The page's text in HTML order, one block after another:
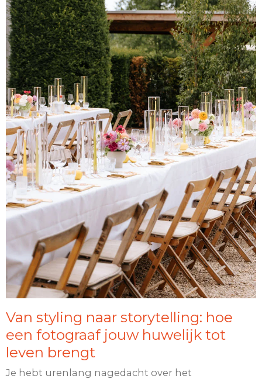
Van styling naar storytelling: hoe
een fotograaf jouw huwelijk tot
leven brengt
Je hebt urenlang nagedacht over het